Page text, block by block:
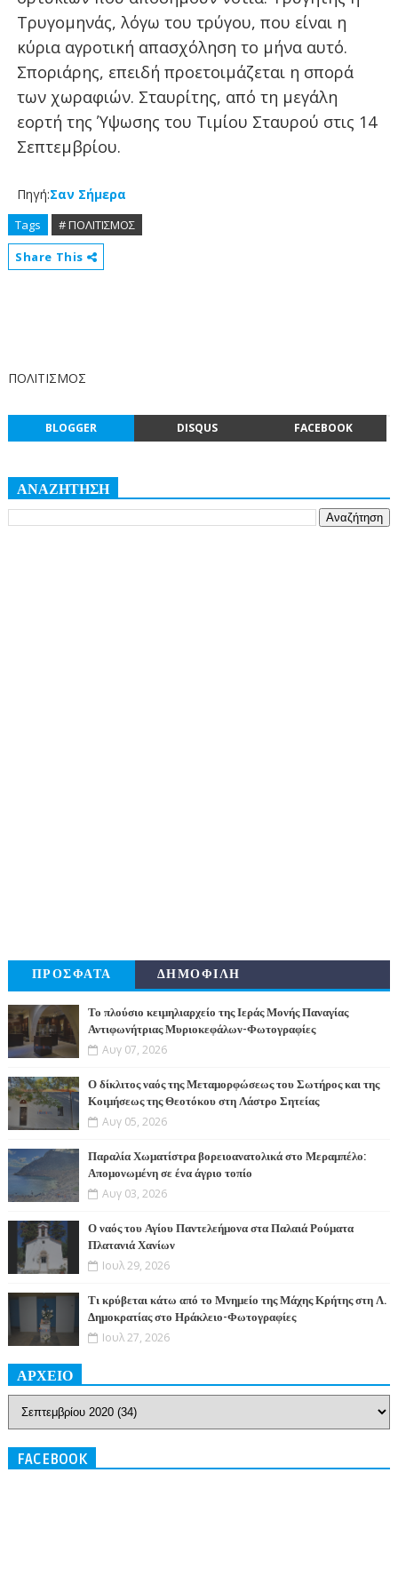
Τρυγομηνάς, λόγω του τρύγου, που είναι η
κύρια αγροτική απασχόληση το μήνα αυτό.
Σποριάρης, επειδή προετοιμάζεται η σπορά
των χωραφιών. Σταυρίτης, από τη μεγάλη
εορτή της Ύψωσης του Τιμίου Σταυρού στις 14
Σεπτεμβρίου.
Πηγή:Σαν Σήμερα
Tags
# ΠΟΛΙΤΙΣΜΟΣ
Share This
ΠΟΛΙΤΙΣΜΟΣ
BLOGGER DISQUS FACEBOOK
ΑΝΑΖΗΤΗΣΗ
ΠΡΟΣΦΑΤΑ ΔΗΜΟΦΙΛΗ
Το πλούσιο κειμηλιαρχείο της Ιεράς Μονής Παναγίας
Αντιφωνήτριας Μυριοκεφάλων-Φωτογραφίες
Αυγ 07, 2026
Ο δίκλιτος ναός της Μεταμορφώσεως του Σωτήρος και της
Κοιμήσεως της Θεοτόκου στη Λάστρο Σητείας
Αυγ 05, 2026
Παραλία Χωματίστρα βορειοανατολικά στο Μεραμπέλο:
Απομονωμένη σε ένα άγριο τοπίο
Αυγ 03, 2026
Ο ναός του Αγίου Παντελεήμονα στα Παλαιά Ρούματα
Πλατανιά Χανίων
Ιουλ 29, 2026
Τι κρύβεται κάτω από το Μνημείο της Μάχης Κρήτης στη Λ.
Δημοκρατίας στο Ηράκλειο-Φωτογραφίες
Ιουλ 27, 2026
ΑΡΧΕΙΟ
FACEBOOK